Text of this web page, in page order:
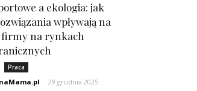
a ekologia: jak
wpływają na
na rynkach
Praca
- 29 grudnia 2025